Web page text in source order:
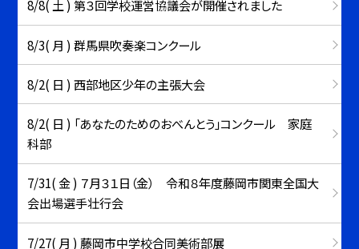
8/8( 土 ) 第３回学校運営協議会が開催されました
8/3( 月 ) 群馬県吹奏楽コンクール
8/2( 日 ) 西部地区少年の主張大会
8/2( 日 ) 「あなたのためのおべんとう」コンクール 家庭
科部
7/31( 金 ) ７月３１日（金） 令和８年度藤岡市関東全国大
会出場選手壮行会
7/27( 月 ) 藤岡市中学校合同美術部展